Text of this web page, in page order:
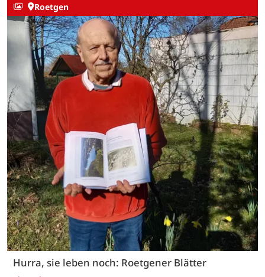
Roetgen
Hurra, sie leben noch: Roetgener Blätter